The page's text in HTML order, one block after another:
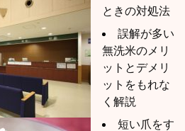
ときの対処法
誤解が多い
無洗米のメリ
ットとデメリ
ットをもれな
く解説
短い爪をす